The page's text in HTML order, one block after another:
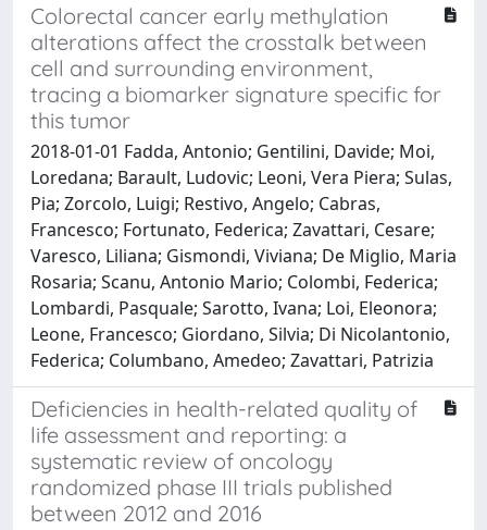
Colorectal cancer early methylation
alterations affect the crosstalk between
cell and surrounding environment,
tracing a biomarker signature specific for
this tumor
2018-01-01 Fadda, Antonio; Gentilini, Davide; Moi,
Loredana; Barault, Ludovic; Leoni, Vera Piera; Sulas,
Pia; Zorcolo, Luigi; Restivo, Angelo; Cabras,
Francesco; Fortunato, Federica; Zavattari, Cesare;
Varesco, Liliana; Gismondi, Viviana; De Miglio, Maria
Rosaria; Scanu, Antonio Mario; Colombi, Federica;
Lombardi, Pasquale; Sarotto, Ivana; Loi, Eleonora;
Leone, Francesco; Giordano, Silvia; Di Nicolantonio,
Federica; Columbano, Amedeo; Zavattari, Patrizia
Deficiencies in health-related quality of
life assessment and reporting: a
systematic review of oncology
randomized phase III trials published
between 2012 and 2016